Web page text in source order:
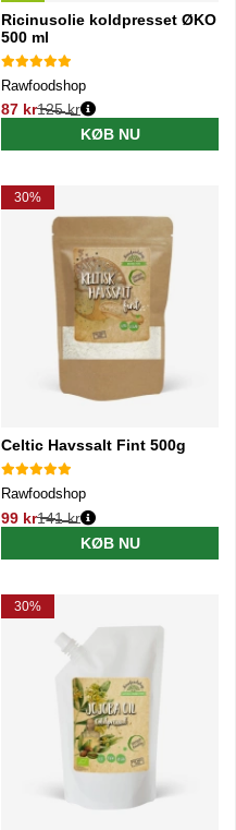
Ricinusolie koldpresset ØKO
500 ml
Rawfoodshop
87 kr
Normalpris:
125 kr
KØB NU
30%
Celtic Havssalt Fint 500g
Rawfoodshop
99 kr
Normalpris:
141 kr
KØB NU
30%